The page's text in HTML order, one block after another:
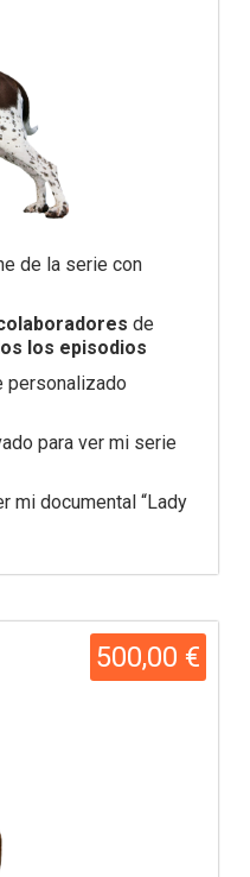
de la serie con
de
los episodios
personalizado
para ver mi serie
mi documental “Lady
500,00 €